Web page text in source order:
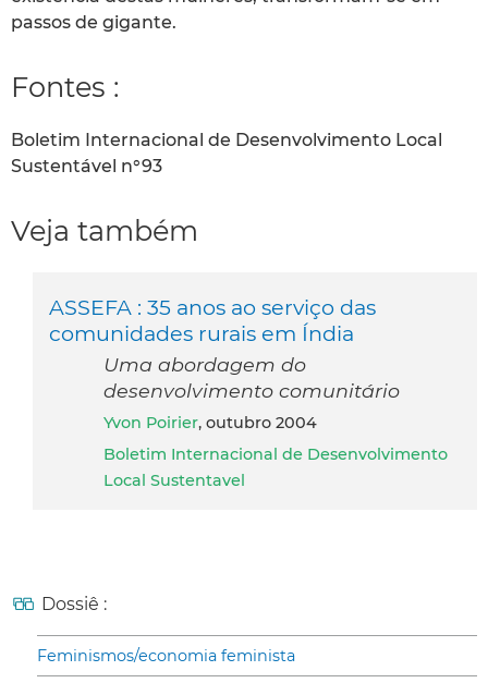
passos de gigante.
Fontes :
Boletim Internacional de Desenvolvimento Local
Sustentável n°93
Veja também
ASSEFA : 35 anos ao serviço das
comunidades rurais em Índia
Uma abordagem do
desenvolvimento comunitário
Yvon Poirier, outubro 2004
Boletim Internacional de Desenvolvimento
Local Sustentavel
Dossiê :
Feminismos/economia feminista